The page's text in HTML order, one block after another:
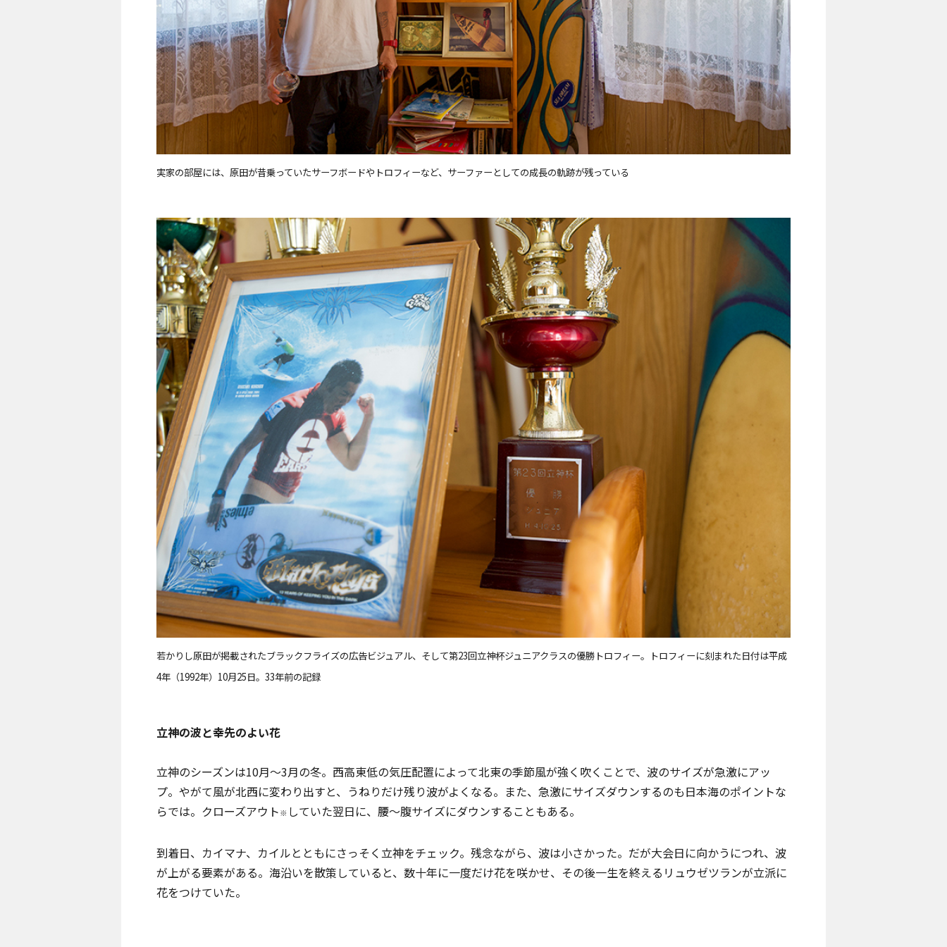
実家の部屋には、原田が昔乗っていたサーフボードやトロフィーなど、サーファーとしての成長の軌跡が残っている
若かりし原田が掲載されたブラックフライズの広告ビジュアル、そして第23回立神杯ジュニアクラスの優勝トロフィー。トロフィーに刻まれた日付は平成
4年（1992年）10月25日。33年前の記録
立神の波と幸先のよい花
立神のシーズンは10月〜3月の冬。西高東低の気圧配置によって北東の季節風が強く吹くことで、波のサイズが急激にアッ
プ。やがて風が北西に変わり出すと、うねりだけ残り波がよくなる。また、急激にサイズダウンするのも日本海のポイントな
らでは。クローズアウト ※ していた翌日に、腰～腹サイズにダウンすることもある。
到着日、カイマナ、カイルとともにさっそく立神をチェック。残念ながら、波は小さかった。だが大会日に向かうにつれ、波
が上がる要素がある。海沿いを散策していると、数十年に一度だけ花を咲かせ、その後一生を終えるリュウゼツランが立派に
花をつけていた。